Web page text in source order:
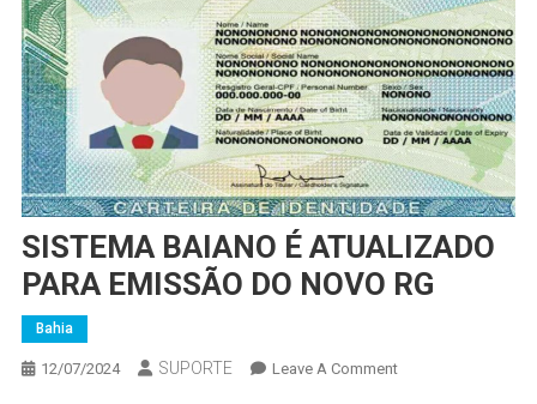
SISTEMA BAIANO É ATUALIZADO
PARA EMISSÃO DO NOVO RG
Bahia
12/07/2024 SUPORTE Leave A CommentOn